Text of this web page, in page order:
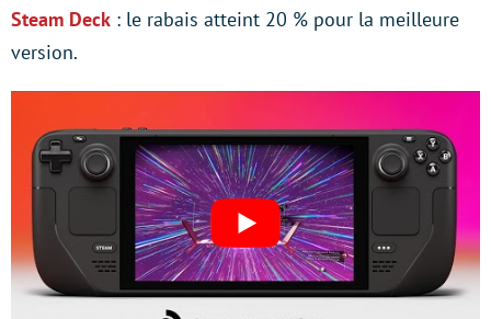
Steam Deck : le rabais atteint 20 % pour la meilleure
version.